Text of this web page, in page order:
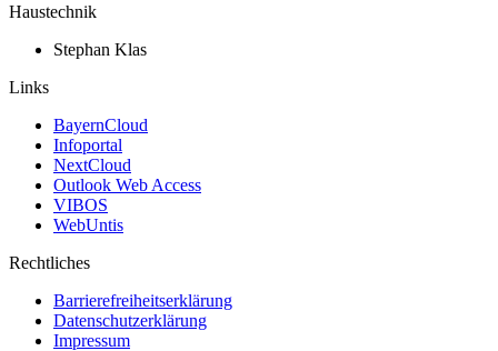
Haustechnik
Stephan Klas
Links
BayernCloud
Infoportal
NextCloud
Outlook Web Access
VIBOS
WebUntis
Rechtliches
Barrierefreiheitserklärung
Datenschutzerklärung
Impressum